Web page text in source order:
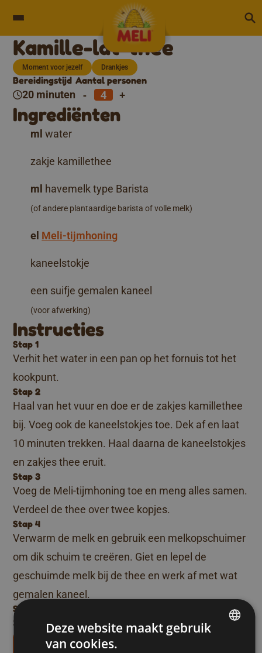
Kamille-lat-thee
Moment voor jezelf Drankjes
Bereidingstijd
20 minuten
Aantal personen
- +
Ingrediënten
ml water
zakje kamillethee
ml havemelk type Barista
(of andere plantaardige barista of volle melk)
el Meli-tijmhoning
kaneelstokje
een suifje gemalen kaneel
(voor afwerking)
Instructies
Stap 1
Verhit het water in een pan op het fornuis tot het
kookpunt.
Stap 2
Haal van het vuur en doe er de zakjes kamillethee
bij. Voeg ook de kaneelstokjes toe. Dek af en laat
10 minuten trekken. Haal daarna de kaneelstokjes
en zakjes thee eruit.
Stap 3
Voeg de Meli-tijmhoning toe en meng alles samen.
Verdeel de thee over twee kopjes.
Stap 4
Verwarm de melk en gebruik een melkopschuimer
om dik schuim te creëren. Giet en lepel de
geschuimde melk bij de thee en werk af met wat
gemalen kaneel.
Stap 5
Serveer meteen.
Téléchargez nos livrets de recettes
Deze website maakt gebruik
van cookies.